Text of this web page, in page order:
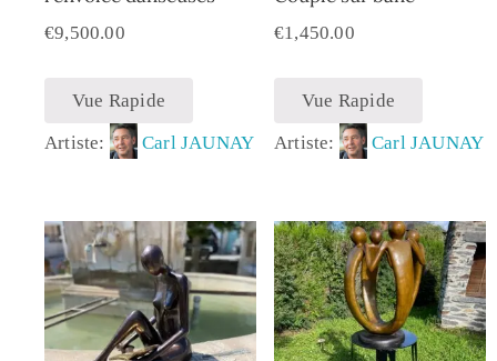
€9,500.00
Vue Rapide
Artiste: Carl JAUNAY
€1,450.00
Vue Rapide
Artiste: Carl JAUNAY